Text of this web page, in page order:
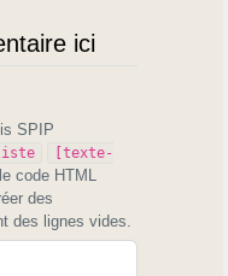
ici
SPIP
[texte-
code HTML
des
des lignes vides.